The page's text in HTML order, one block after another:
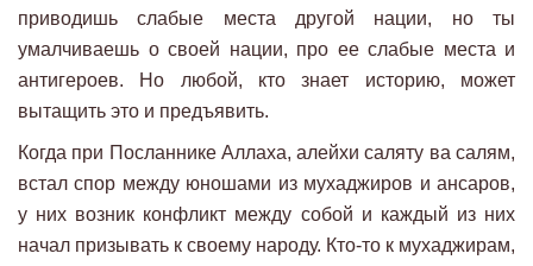
приводишь слабые места другой нации, но ты
умалчиваешь о своей нации, про ее слабые места и
антигероев. Но любой, кто знает историю, может
вытащить это и предъявить.
Когда при Посланнике Аллаха, алейхи саляту ва салям,
встал спор между юношами из мухаджиров и ансаров,
у них возник конфликт между собой и каждый из них
начал призывать к своему народу. Кто-то к мухаджирам,